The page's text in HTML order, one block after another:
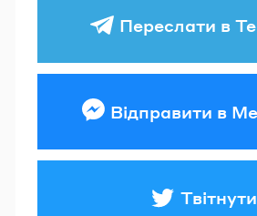
Переслати в
Відправити в
Твітнути